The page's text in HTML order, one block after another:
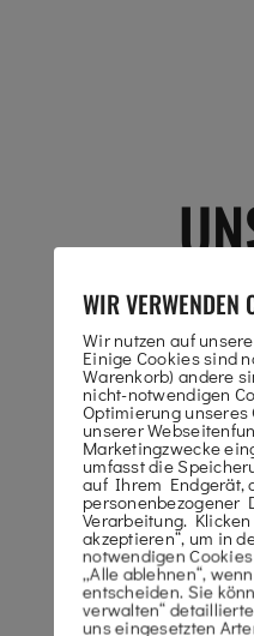
WIR VERWENDEN
Wir nutzen auf
Einige Cookies sind
Warenkorb) andere
nicht-notwendigen
Optimierung unseres
unserer
Marketingzwecke
umfasst die
auf Ihrem Endgerät,
personenbezogener
Verarbeitung. Klicken
akzeptieren“, um in
notwendigen
„Alle ablehnen“,
entscheiden. Sie
verwalten“
uns eingesetzten